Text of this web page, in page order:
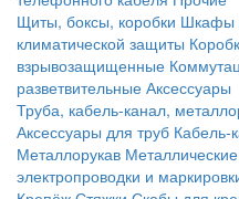
Щиты, боксы, коробки Шкафы
климатической защиты
взрывозащищенные
разветвительные Аксессуары
Труба, кабель-канал,
Аксессуары для труб Кабель-
Металлорукав
электропроводки и